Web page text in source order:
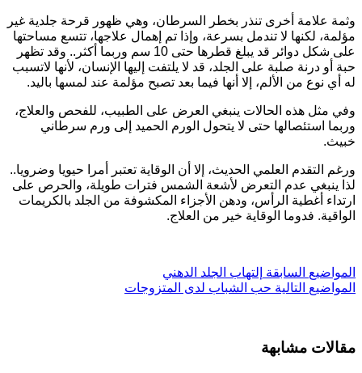
علامة أخرى تنذر بخطر السرطان، وهي ظهور قرحة جلدية غير
لكنها لا تندمل بسرعة، وإذا تم إهمال علاجها، تتسع مساحتها
على شكل دوائر قد يبلغ قطرها حتى 10 سم وربما أكثر.. وقد تظهر
أو درنة صلبة على الجلد، قد لا يلتفت إليها الإنسان، لأنها لاتسبب
أي نوع من الألم، إلا أنها فيما بعد تصبح مؤلمة عند لمسها باليد.
مثل هذه الحالات ينبغي العرض على الطبيب، للفحص والعلاج،
استئصالها حتى لا يتحول الورم الحميد إلى ورم سرطاني
التقدم العلمي الحديث، إلا أن الوقاية تعتبر أمرا حيويا وضرويا..
ينبغي عدم التعرض لأشعة الشمس فترات طويلة، والحرص على
أغطية الرأس، ودهن الأجزاء المكشوفة من الجلد بالكريمات
فدوما الوقاية خير من العلاج.
مواضيعالسابقةإلتهاب الجلد الدهني
مواضيعالتاليةحب الشباب لدى المتزوجات
مشابهة